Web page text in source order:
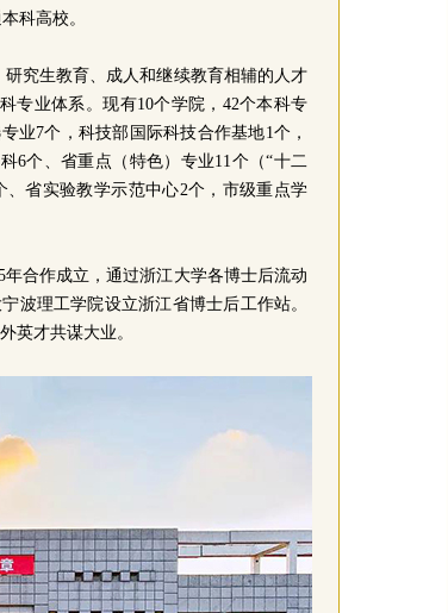
科高校。
究生教育、成人和继续教育相辅的人才
专业体系。现有10个学院，42个本科专
业7个，科技部国际科技合作基地1个，
6个、省重点（特色）专业11个（“十二
省实验教学示范中心2个，市级重点学
合作成立，通过浙江大学各博士后流动
波理工学院设立浙江省博士后工作站。
英才共谋大业。